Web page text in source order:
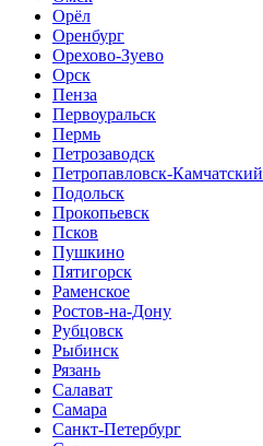
Орёл
Оренбург
Орехово-Зуево
Орск
Пенза
Первоуральск
Пермь
Петрозаводск
Петропавловск-Камчатский
Подольск
Прокопьевск
Псков
Пушкино
Пятигорск
Раменское
Ростов-на-Дону
Рубцовск
Рыбинск
Рязань
Салават
Самара
Санкт-Петербург